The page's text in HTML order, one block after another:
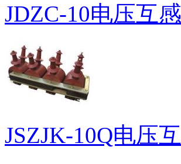
JDZC-10电压互
JSZJK-10Q电压